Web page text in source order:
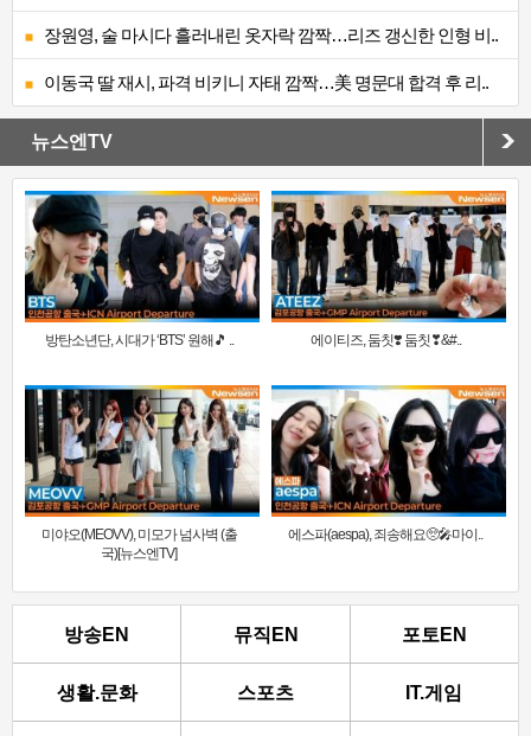
장원영, 술 마시다 흘러내린 옷자락 깜짝…리즈 갱신한 인형 비..
이동국 딸 재시, 파격 비키니 자태 깜짝…美 명문대 합격 후 리..
뉴스엔TV
방탄소년단, 시대가 ‘BTS’ 원해🎵 .. 에이티즈, 둠칫❣️ 둠칫❣&#..
미야오(MEOVV), 미모가 넘사벽 (출
국)[뉴스엔TV]
에스파(aespa), 죄송해요🥺🎤마이..
방송EN 뮤직EN 포토EN
생활.문화 스포츠 IT.게임